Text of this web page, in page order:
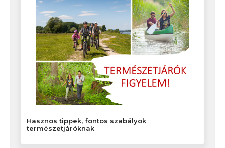
Hasznos tippek, fontos szabályok
természetjáróknak